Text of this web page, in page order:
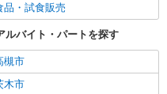
品・試食販売
ルバイト・パートを探す
槻市
木市